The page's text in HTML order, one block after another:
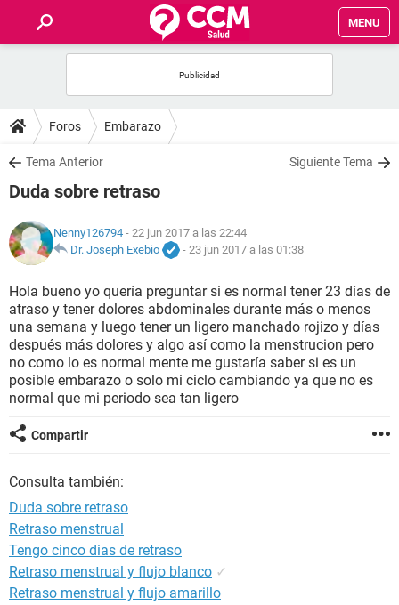
MENU
FOROS
SALUD
NUTRICIÓN
BIENESTAR
SEXUALIDAD
GLOSARIO
Foros Embarazo
Tema Anterior Siguiente Tema
Duda sobre retraso
Nenny126794 - 22 jun 2017 a las 22:44
Dr. Joseph Exebio
- 23 jun 2017 a las 01:38
Hola bueno yo quería preguntar si es normal tener 23 días de
atraso y tener dolores abdominales durante más o menos
una semana y luego tener un ligero manchado rojizo y días
después más dolores y algo así como la menstrucion pero
no como lo es normal mente me gustaría saber si es un
posible embarazo o solo mi ciclo cambiando ya que no es
normal que mi periodo sea tan ligero
Compartir
Consulta también:
Duda sobre retraso
Retraso menstrual
Tengo cinco dias de retraso
Retraso menstrual y flujo blanco ✓
Retraso menstrual y flujo amarillo